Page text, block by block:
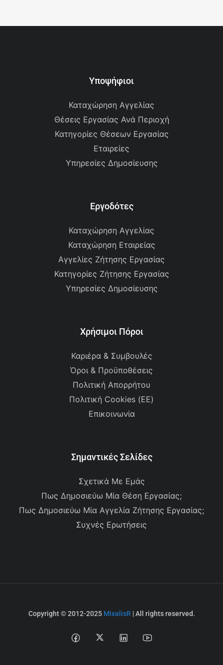
Υποψήφιοι
Καταχώρηση Αγγελίας
Θέσεις Εργασίας Ανά Περιοχή
Κατηγορίες Θέσεων Εργασίας
Εταιρείες
Υπηρεσίες Δημοσίευσης
Εργοδότες
Καταχώρηση Αγγελίας
Καταχώρηση Εταιρείας
Αγγελίες Ζήτησης Εργασίας
Κατηγορίες Ζήτησης Εργασίας
Υπηρεσίες Δημοσίευσης
Χρήσιμοι Πόροι
Καριέρα & Συμβουλές
Όροι & Προϋποθέσεις
Πολιτική Απορρήτου
Πολιτική Cookies (ΕΕ)
Επικοινωνία
Σημαντικές Σελίδες
Σχετικά Με Εμάς
Πως Δημοσιεύω Μία Θέση Εργασίας;
Πως Δημοσιεύω Μία Αγγελία Ζήτησης Εργασίας;
Συχνές Ερωτήσεις
Copyright © 2012-2025 MixalisR | All rights reserved.